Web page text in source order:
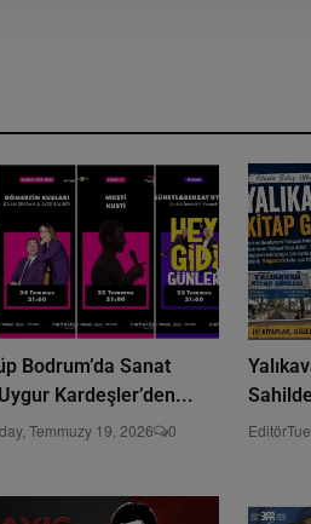
Bodrum’da Sanat
Kardeşler’den...
Temmuzy 19, 2026 0 Editör